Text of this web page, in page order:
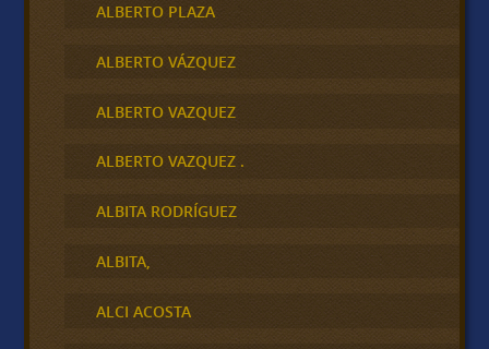
ALBERTO PLAZA
ALBERTO VÁZQUEZ
ALBERTO VAZQUEZ
ALBERTO VAZQUEZ .
ALBITA RODRÍGUEZ
ALBITA,
ALCI ACOSTA